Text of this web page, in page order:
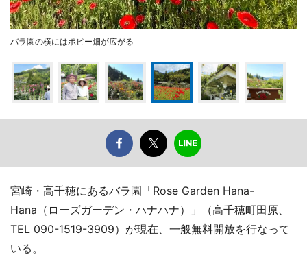
バラ園の横にはポピー畑が広がる
宮崎・高千穂にあるバラ園「Rose Garden Hana-
Hana（ローズガーデン・ハナハナ）」（高千穂町田原、
TEL 090-1519-3909）が現在、一般無料開放を行なって
いる。